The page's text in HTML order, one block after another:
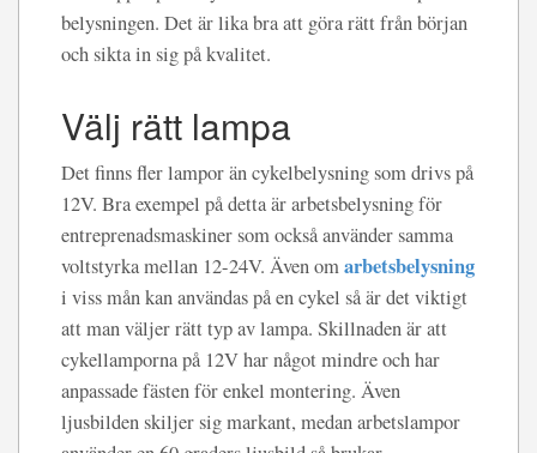
belysningen. Det är lika bra att göra rätt från början
och sikta in sig på kvalitet.
Välj rätt lampa
Det finns fler lampor än cykelbelysning som drivs på
12V. Bra exempel på detta är arbetsbelysning för
entreprenadsmaskiner som också använder samma
voltstyrka mellan 12-24V. Även omarbetsbelysning
i viss mån kan användas på en cykel så är det viktigt
att man väljer rätt typ av lampa. Skillnaden är att
cykellamporna på 12V har något mindre och har
anpassade fästen för enkel montering. Även
ljusbilden skiljer sig markant, medan arbetslampor